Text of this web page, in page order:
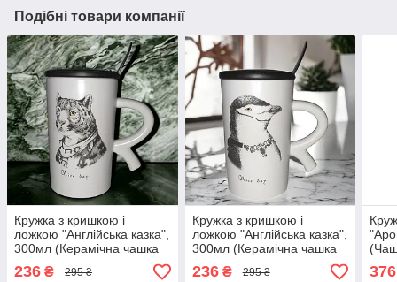
Подібні товари компанії
Кружка з кришкою і
ложкою "Англійська казка",
300мл (Керамічна чашка
для кави та чаю) Леопард
236 ₴ 295 ₴
Кружка з кришкою і
ложкою "Англійська казка",
300мл (Керамічна чашка
для кави та чаю)
236₴ 295 ₴
з
376